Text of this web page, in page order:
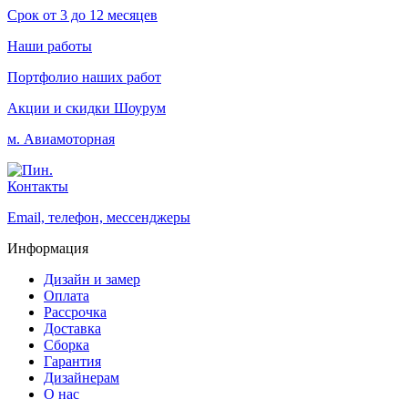
Срок от 3 до 12 месяцев
Наши работы
Портфолио наших работ
Акции и скидки Шоурум
м. Авиамоторная
Контакты
Email, телефон, мессенджеры
Информация
Дизайн и замер
Оплата
Рассрочка
Доставка
Сборка
Гарантия
Дизайнерам
О нас